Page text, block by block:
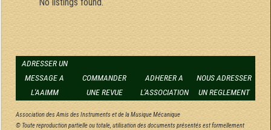
ADRESSER UN
MESSAGE A
L'AAIMM
COMMANDER
UNE REVUE
ADHERER A
L'ASSOCIATION
NOUS ADRESSER
UN REGLEMENT
Association des Amis des Instruments et de la Musique Mécanique
© Toute reproduction partielle ou totale, utilisation des documents présentés est formellement